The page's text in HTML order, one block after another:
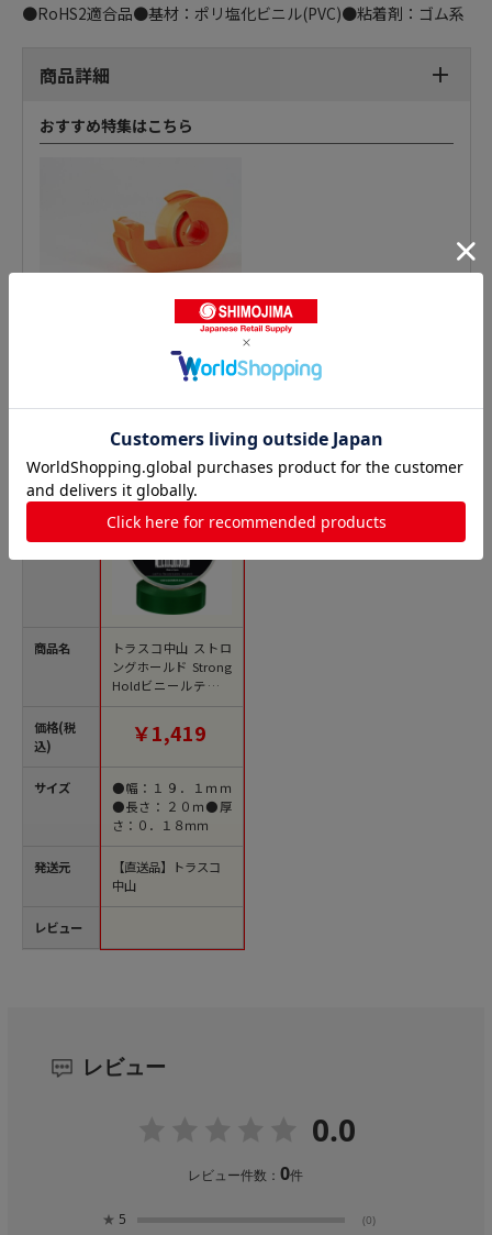
●RoHS2適合品●基材：ポリ塩化ビニル(PVC)●粘着剤：ゴム系
商品詳細
おすすめ特集はこちら
商品名
価格(税
込)
サイズ
発送元
レビュー
トラスコ中山 ストロ
ングホールド Strong
Holdビニールテープ
耐熱・耐寒・難燃 プ
19.1mm 長さ20m ST
￥1,419
●幅：１９．１ｍｍ
●長さ：２０ｍ●厚
さ：０．１８ｍｍ
【直送品】トラスコ
中山
レビュー
0.0
レビュー件数：0件
★ 5 (0)